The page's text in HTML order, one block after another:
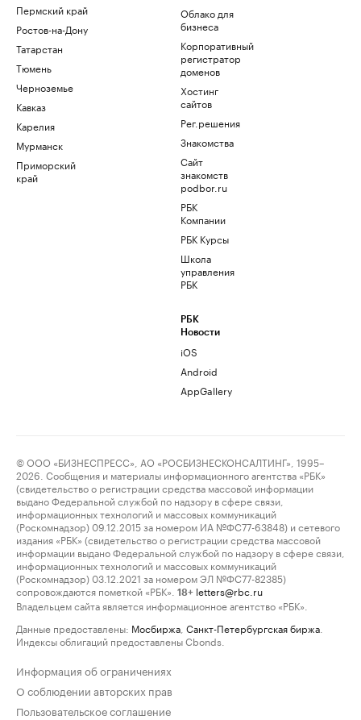
Пермский край
Ростов-на-Дону
Татарстан
Тюмень
Черноземье
Кавказ
Карелия
Мурманск
Приморский
край
Облако для
бизнеса
Корпоративный
регистратор
доменов
Хостинг
сайтов
Рег.решения
Знакомства
Сайт
знакомств
podbor.ru
РБК
Компании
РБК Курсы
Школа
управления
РБК
РБК
Новости
iOS
Android
AppGallery
© ООО «БИЗНЕСПРЕСС», АО «РОСБИЗНЕСКОНСАЛТИНГ», 1995–
2026. Сообщения и материалы информационного агентства «РБК»
(свидетельство о регистрации средства массовой информации
выдано Федеральной службой по надзору в сфере связи,
информационных технологий и массовых коммуникаций
(Роскомнадзор) 09.12.2015 за номером ИА №ФС77-63848) и сетевого
издания «РБК» (свидетельство о регистрации средства массовой
информации выдано Федеральной службой по надзору в сфере связи,
информационных технологий и массовых коммуникаций
(Роскомнадзор) 03.12.2021 за номером ЭЛ №ФС77-82385)
сопровождаются пометкой «РБК».
18+ letters@rbc.ru
Владельцем сайта является информационное агентство «РБК».
Данные предоставлены: Мосбиржа Санкт-Петербургская биржа
Индексы облигаций предоставлены Cbonds.
Информация об ограничениях
О соблюдении авторских прав
Пользовательское соглашение